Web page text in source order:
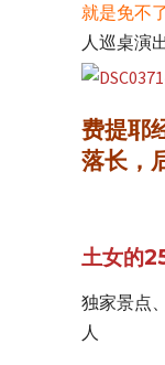
就是免不
人巡桌演
费提耶
落长，
土女的
独家景点
人